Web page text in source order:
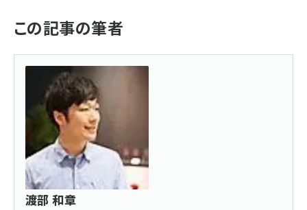
この記事の筆者
渡部 和章